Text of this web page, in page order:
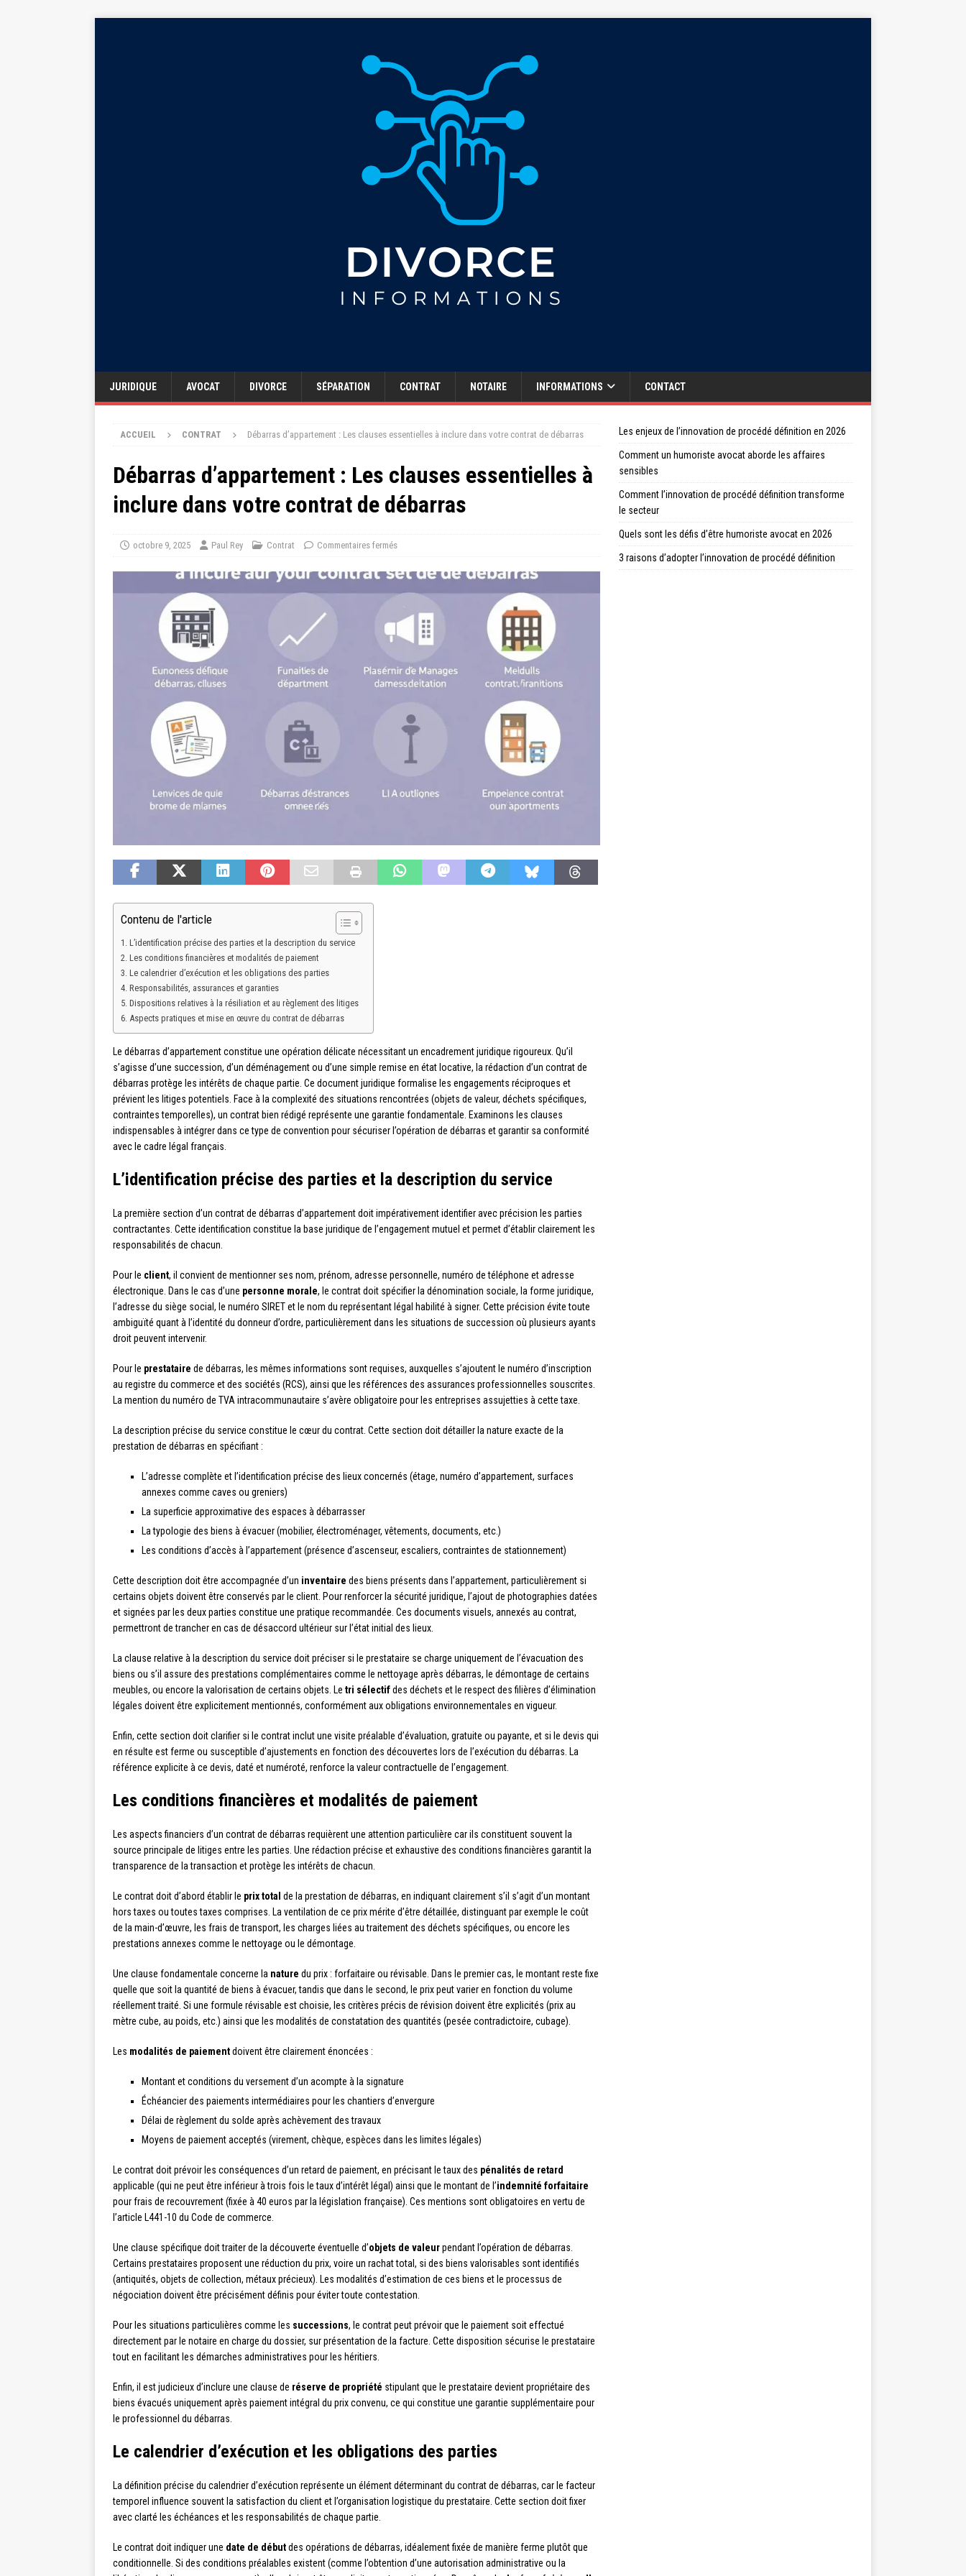
JURIDIQUE AVOCAT DIVORCE SÉPARATION CONTRAT NOTAIRE INFORMATIONS CONTACT
ACCUEIL CONTRAT Débarras d’appartement : Les clauses essentielles à inclure dans votre contrat de débarras
Débarras d’appartement : Les clauses essentielles à
inclure dans votre contrat de débarras
octobre 9, 2025 Paul Rey Contrat Commentaires fermés
Contenu de l'article
L’identification précise des parties et la description du service
Les conditions financières et modalités de paiement
Le calendrier d’exécution et les obligations des parties
Responsabilités, assurances et garanties
Dispositions relatives à la résiliation et au règlement des litiges
Aspects pratiques et mise en œuvre du contrat de débarras
Le débarras d’appartement constitue une opération délicate nécessitant un encadrement juridique rigoureux. Qu’il
s’agisse d’une succession, d’un déménagement ou d’une simple remise en état locative, la rédaction d’un contrat de
débarras protège les intérêts de chaque partie. Ce document juridique formalise les engagements réciproques et
prévient les litiges potentiels. Face à la complexité des situations rencontrées (objets de valeur, déchets spécifiques,
contraintes temporelles), un contrat bien rédigé représente une garantie fondamentale. Examinons les clauses
indispensables à intégrer dans ce type de convention pour sécuriser l’opération de débarras et garantir sa conformité
avec le cadre légal français.
L’identification précise des parties et la description du service
La première section d’un contrat de débarras d’appartement doit impérativement identifier avec précision les parties
contractantes. Cette identification constitue la base juridique de l’engagement mutuel et permet d’établir clairement les
responsabilités de chacun.
Pour le client, il convient de mentionner ses nom, prénom, adresse personnelle, numéro de téléphone et adresse
électronique. Dans le cas d’une personne morale, le contrat doit spécifier la dénomination sociale, la forme juridique,
l’adresse du siège social, le numéro SIRET et le nom du représentant légal habilité à signer. Cette précision évite toute
ambiguïté quant à l’identité du donneur d’ordre, particulièrement dans les situations de succession où plusieurs ayants
droit peuvent intervenir.
Pour le prestataire de débarras, les mêmes informations sont requises, auxquelles s’ajoutent le numéro d’inscription
au registre du commerce et des sociétés (RCS), ainsi que les références des assurances professionnelles souscrites.
La mention du numéro de TVA intracommunautaire s’avère obligatoire pour les entreprises assujetties à cette taxe.
La description précise du service constitue le cœur du contrat. Cette section doit détailler la nature exacte de la
prestation de débarras en spécifiant :
L’adresse complète et l’identification précise des lieux concernés (étage, numéro d’appartement, surfaces
annexes comme caves ou greniers)
La superficie approximative des espaces à débarrasser
La typologie des biens à évacuer (mobilier, électroménager, vêtements, documents, etc.)
Les conditions d’accès à l’appartement (présence d’ascenseur, escaliers, contraintes de stationnement)
Cette description doit être accompagnée d’un inventaire des biens présents dans l’appartement, particulièrement si
certains objets doivent être conservés par le client. Pour renforcer la sécurité juridique, l’ajout de photographies datées
et signées par les deux parties constitue une pratique recommandée. Ces documents visuels, annexés au contrat,
permettront de trancher en cas de désaccord ultérieur sur l’état initial des lieux.
La clause relative à la description du service doit préciser si le prestataire se charge uniquement de l’évacuation des
biens ou s’il assure des prestations complémentaires comme le nettoyage après débarras, le démontage de certains
meubles, ou encore la valorisation de certains objets. Le tri sélectifdes déchets et le respect des filières d’élimination
légales doivent être explicitement mentionnés, conformément aux obligations environnementales en vigueur.
Enfin, cette section doit clarifier si le contrat inclut une visite préalable d’évaluation, gratuite ou payante, et si le devis qui
en résulte est ferme ou susceptible d’ajustements en fonction des découvertes lors de l’exécution du débarras. La
référence explicite à ce devis, daté et numéroté, renforce la valeur contractuelle de l’engagement.
Les conditions financières et modalités de paiement
Les aspects financiers d’un contrat de débarras requièrent une attention particulière car ils constituent souvent la
source principale de litiges entre les parties. Une rédaction précise et exhaustive des conditions financières garantit la
transparence de la transaction et protège les intérêts de chacun.
Le contrat doit d’abord établir le prix total de la prestation de débarras, en indiquant clairement s’il s’agit d’un montant
hors taxes ou toutes taxes comprises. La ventilation de ce prix mérite d’être détaillée, distinguant par exemple le coût
de la main-d’œuvre, les frais de transport, les charges liées au traitement des déchets spécifiques, ou encore les
prestations annexes comme le nettoyage ou le démontage.
Une clause fondamentale concerne la nature du prix : forfaitaire ou révisable. Dans le premier cas, le montant reste fixe
quelle que soit la quantité de biens à évacuer, tandis que dans le second, le prix peut varier en fonction du volume
réellement traité. Si une formule révisable est choisie, les critères précis de révision doivent être explicités (prix au
mètre cube, au poids, etc.) ainsi que les modalités de constatation des quantités (pesée contradictoire, cubage).
Les modalités de paiementdoivent être clairement énoncées :
Montant et conditions du versement d’un acompte à la signature
Échéancier des paiements intermédiaires pour les chantiers d’envergure
Délai de règlement du solde après achèvement des travaux
Moyens de paiement acceptés (virement, chèque, espèces dans les limites légales)
Le contrat doit prévoir les conséquences d’un retard de paiement, en précisant le taux des pénalités de retard
applicable (qui ne peut être inférieur à trois fois le taux d’intérêt légal) ainsi que le montant de l’indemnité forfaitaire
pour frais de recouvrement (fixée à 40 euros par la législation française). Ces mentions sont obligatoires en vertu de
l’article L441-10 du Code de commerce.
Une clause spécifique doit traiter de la découverte éventuelle d’objets de valeurpendant l’opération de débarras.
Certains prestataires proposent une réduction du prix, voire un rachat total, si des biens valorisables sont identifiés
(antiquités, objets de collection, métaux précieux). Les modalités d’estimation de ces biens et le processus de
négociation doivent être précisément définis pour éviter toute contestation.
Pour les situations particulières comme les successions, le contrat peut prévoir que le paiement soit effectué
directement par le notaire en charge du dossier, sur présentation de la facture. Cette disposition sécurise le prestataire
tout en facilitant les démarches administratives pour les héritiers.
Enfin, il est judicieux d’inclure une clause de réserve de propriété stipulant que le prestataire devient propriétaire des
biens évacués uniquement après paiement intégral du prix convenu, ce qui constitue une garantie supplémentaire pour
le professionnel du débarras.
Le calendrier d’exécution et les obligations des parties
La définition précise du calendrier d’exécution représente un élément déterminant du contrat de débarras, car le facteur
temporel influence souvent la satisfaction du client et l’organisation logistique du prestataire. Cette section doit fixer
avec clarté les échéances et les responsabilités de chaque partie.
Le contrat doit indiquer une date de débutdes opérations de débarras, idéalement fixée de manière ferme plutôt que
conditionnelle. Si des conditions préalables existent (comme l’obtention d’une autorisation administrative ou la
Les enjeux de l’innovation de procédé définition en 2026
Comment un humoriste avocat aborde les affaires
sensibles
Comment l’innovation de procédé définition transforme
le secteur
Quels sont les défis d’être humoriste avocat en 2026
3 raisons d’adopter l’innovation de procédé définition